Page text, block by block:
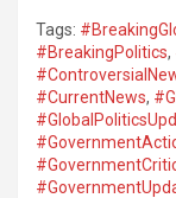
Tags:
#BreakingPolitics,
#CurrentNews,